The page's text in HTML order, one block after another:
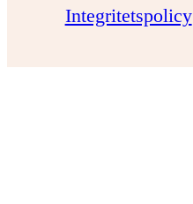
Integritetspolicy